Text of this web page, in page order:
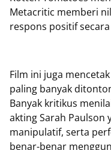
Metacritic memberi
respons positif
Film ini juga
paling banyak
Banyak kritikus
akting Sarah Paulson
manipulatif, serta
benar-benar